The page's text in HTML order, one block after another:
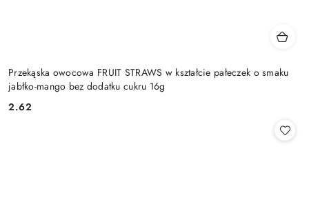
Przekąska owocowa FRUIT STRAWS w kształcie pałeczek o smaku
jabłko-mango bez dodatku cukru 16g
Cena:
2.62